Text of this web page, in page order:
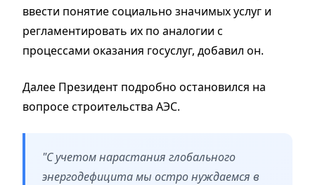
ввести понятие социально значимых услуг и
регламентировать их по аналогии с
процессами оказания госуслуг, добавил он.
Далее Президент подробно остановился на
вопросе строительства АЭС.
"С учетом нарастания глобального
энергодефицита мы остро нуждаемся в